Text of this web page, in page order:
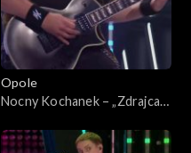
Opole
Nocny Kochanek – „Zdrajca
„SuperJedynki”